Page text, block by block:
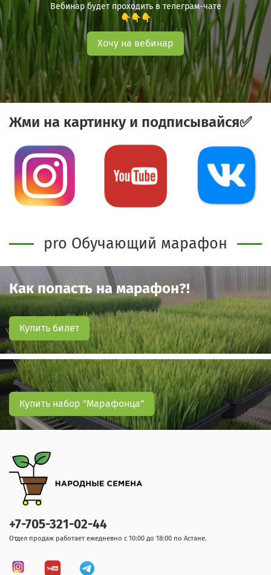
Вебинар будет проходить в телеграм-чате
👇👇👇
Хочу на вебинар
Жми на картинку и подписывайся✅
pro Обучающий марафон
Как попасть на марафон?!
Купить билет
Купить набор "Марафонца"
+7-705-321-02-44
Отдел продаж работает ежедневно с 10:00 до 18:00 по Астане.